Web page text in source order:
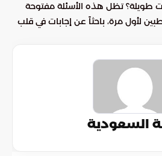
طويلة؟ تظل هذه الأسئلة مفتوحة
لأول مرة، باحثاً عن إجابات في قلب
السعودية